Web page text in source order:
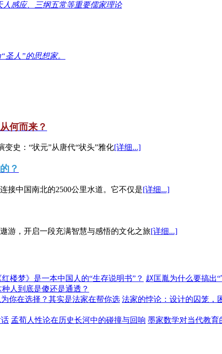
感应、三纲五常等重要儒家理论
人”的思想家。
何而来？
变史：“状元”从唐代“状头”雅化[详细...]
？
接中国南北的2500公里水道。它不仅是[详细...]
游，开启一段充满智慧与感悟的文化之旅[详细...]
楼梦》是一本中国人的“生存说明书”？ 赵匡胤为什么要搞出
人到底是傻还是通透？
你在选择？其实是法家在帮你选 法家的悖论：设计的囚笼，
孟荀人性论在历史长河中的碰撞与回响 墨家数学对当代教育